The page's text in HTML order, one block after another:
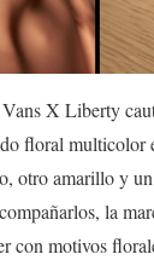
X Liberty
floral multicolor
otro amarillo y
la
con motivos